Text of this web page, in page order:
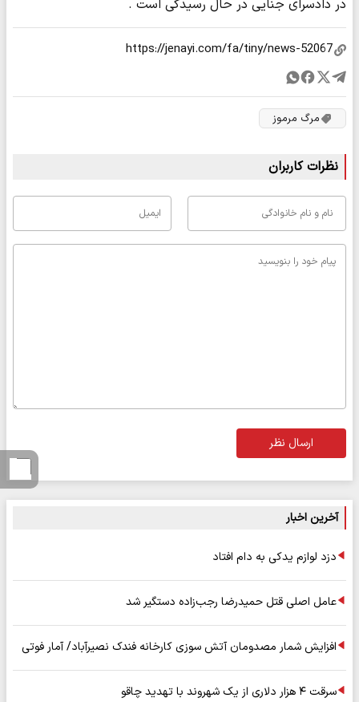
در دادسرای جنایی در حال رسیدگی است .
مرگ مرموز
نظرات کاربران
ارسال نظر
آخرین اخبار
دزد لوازم یدکی به دام افتاد
عامل اصلی قتل حمیدرضا رجب‌زاده دستگیر شد
افزایش شمار مصدومان آتش سوزی کارخانه فندک نصیرآباد/ آمار فوتی
سرقت ۴ هزار دلاری از یک شهروند با تهدید چاقو